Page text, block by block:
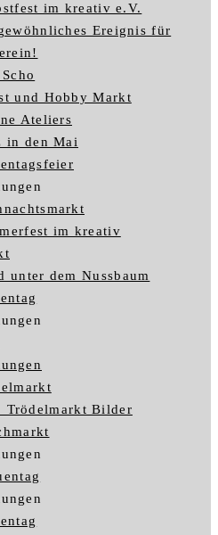
im kreativ e.V.
Ereignis für
und Hobby Markt
Ateliers
in den Mai
im kreativ
unter dem Nussbaum
Trödelmarkt Bilder